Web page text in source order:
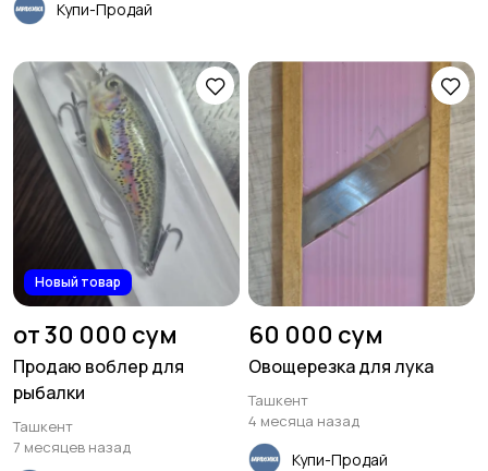
Купи-Продай
Новый товар
от 30 000 сум
Продаю воблер для
рыбалки
Ташкент
7 месяцев назад
60 000 сум
Овощерезка для лука
Ташкент
4 месяца назад
Купи-Продай